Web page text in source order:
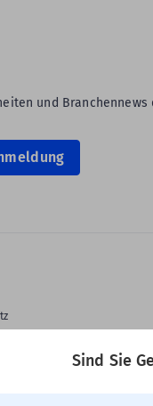
Sind Sie
und Branchennews